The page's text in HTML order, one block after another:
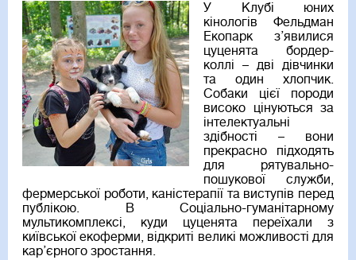
У Клубі юних
кінологів Фельдман
Екопарк з’явилися
цуценята бордер-
коллі – дві дівчинки
та один хлопчик.
Собаки цієї породи
високо цінуються за
інтелектуальні
здібності – вони
прекрасно підходять
для рятувально-
пошукової служби,
фермерської роботи, каністерапії та виступів перед
публікою. В Соціально-гуманітарному
мультикомплексі, куди цуценята переїхали з
київської екоферми, відкриті великі можливості для
кар’єрного зростання.